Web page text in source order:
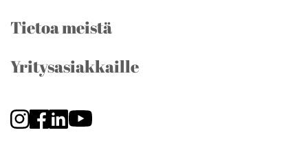
Tietoa meistä
Yritysasiakkaille